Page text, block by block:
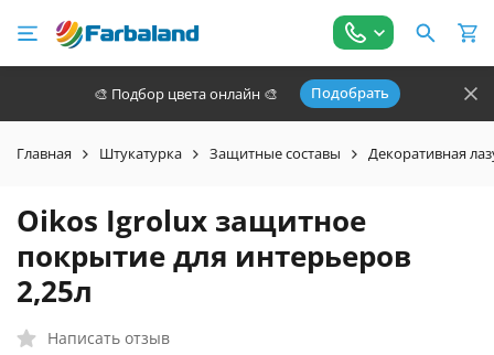
🎨 Подбор цвета онлайн 🎨 Подобрать
Главная Штукатурка Защитные составы Декоративная
Oikos Igrolux защитное
покрытие для интерьеров
2,25л
Написать отзыв